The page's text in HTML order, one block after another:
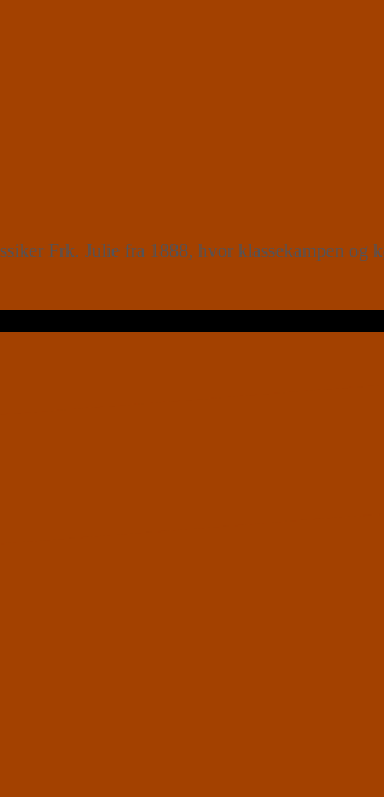
Frk. Julie fra 1888, hvor klassekampen